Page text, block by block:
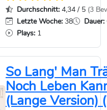
Durchschnitt: 4,34 / 5 (3
Letzte Woche: 38 Dauer:
Plays: 1
So Lang' Man
Noch Leben
(Lange Version)